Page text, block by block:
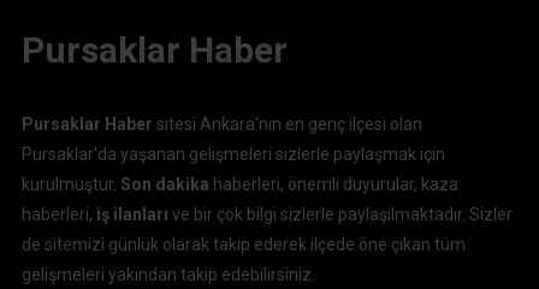
Pursaklar Haber
Pursaklar Haber sitesi Ankara'nın en genç ilçesi olan
Pursaklar'da yaşanan gelişmeleri sizlerle paylaşmak için
kurulmuştur. Son dakika haberleri, önemli duyurular, kaza
haberleri, iş ilanlarıve bir çok bilgi sizlerle paylaşılmaktadır. Sizler
de sitemizi günlük olarak takip ederek ilçede öne çıkan tüm
gelişmeleri yakından takip edebilirsiniz.